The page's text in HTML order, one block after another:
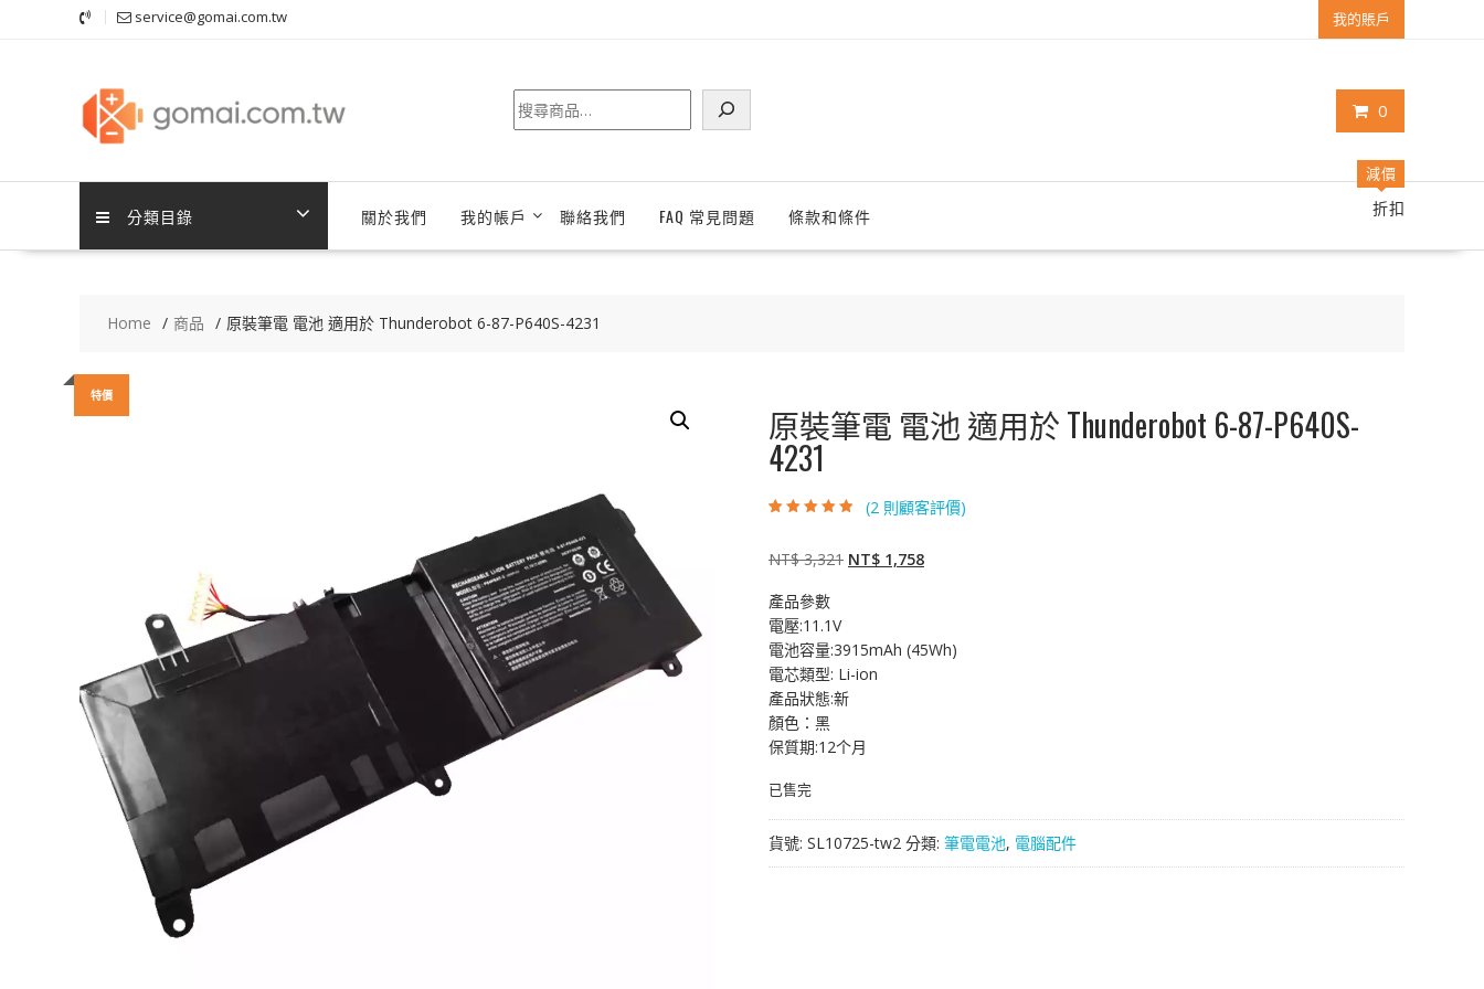
service@gomai.com.tw 我的賬戶
0
搜
尋
分類目錄 關於我們 我的帳戶 聯絡我們 FAQ 常見問題 條款和條件
減價
折扣
Home 商品 原裝筆電 電池 適用於 Thunderobot 6-87-P640S-4231
特價
原裝筆電 電池 適用於 Thunderobot 6-87-P640S-
4231
客進行評分
(2 則顧客評價)
NT$3,321 原
NT$ 3,321。
NT$ 1,758目
NT$ 1,758。
產品參數
電壓:11.1V
電池容量:3915mAh (45Wh)
電芯類型: Li-ion
產品狀態:新
顏色：黑
保質期:12个月
已售完
貨號: SL10725-tw2 分類: 筆電電池, 電腦配件